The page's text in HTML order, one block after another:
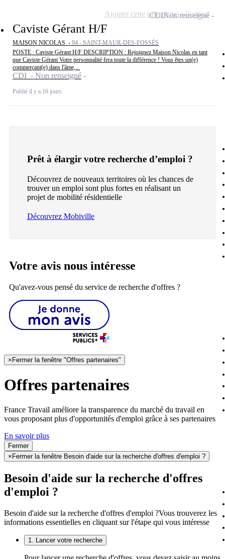
Caviste Gérant H/F
MAISON NICOLAS - 94 - SAINT-MAUR-DES-FOSSÉS
POSTE : Caviste Gérant H/F DESCRIPTION : Rejoignez Maison Nicolas en tant
que Caviste Gérant Votre personnalité fera toute la différence ! Vous êtes un(e)
commerçant(e) dans l'âme,...
CDI - Non renseigné
Publié il y a 16 jours
CDINon renseigné
Ajouter cette offre à ma sélection
Prêt à élargir votre recherche d’emploi ?
Découvrez de nouveaux territoires où les chances de
trouver un emploi sont plus fortes en réalisant un
projet de mobilité résidentielle
Découvrez Mobiville
Votre avis nous intéresse
Qu'avez-vous pensé du service de recherche d'offres ?
× Fermer la fenêtre "Offres partenaires"
Offres partenaires
France Travail améliore la transparence du marché du travail en
vous proposant plus d'opportunités d'emploi grâce à ses partenaires
En savoir plus
Fermer
× Fermer la fenêtre Besoin d'aide sur la recherche d'offres d'emploi ?
Besoin d'aide sur la recherche d'offres
d'emploi ?
Besoin d'aide sur la recherche d'offres d'emploi ?Vous trouverez les
informations essentielles en cliquant sur l'étape qui vous intéresse
1. Lancer votre recherche